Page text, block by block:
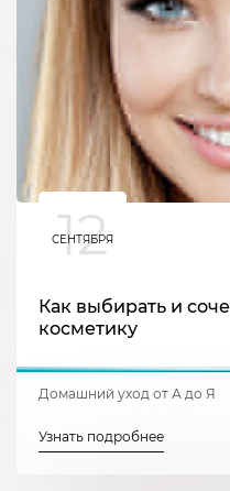
12
СЕНТЯБРЯ
Как выбирать и
косметику
Домашний уход от А до Я
Узнать подробнее